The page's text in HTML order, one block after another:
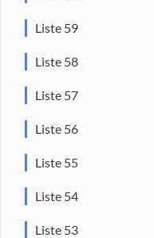
Liste 59
Liste 58
Liste 57
Liste 56
Liste 55
Liste 54
Liste 53